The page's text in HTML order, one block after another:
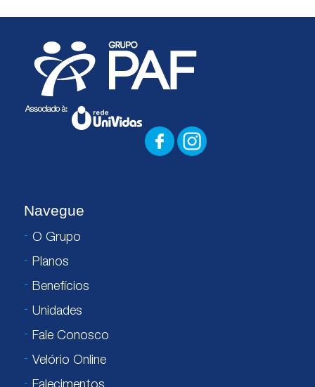
Navegue
O Grupo
Planos
Benefícios
Unidades
Fale Conosco
Velório Online